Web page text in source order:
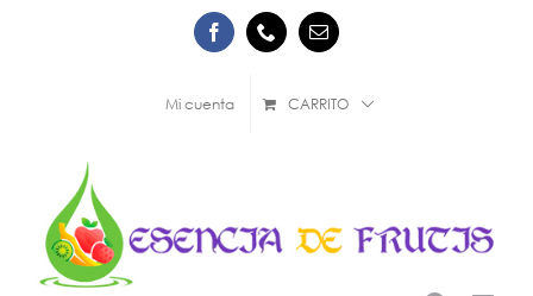
FacebookPhone Correo
electrónico
Mi cuenta CARRITO